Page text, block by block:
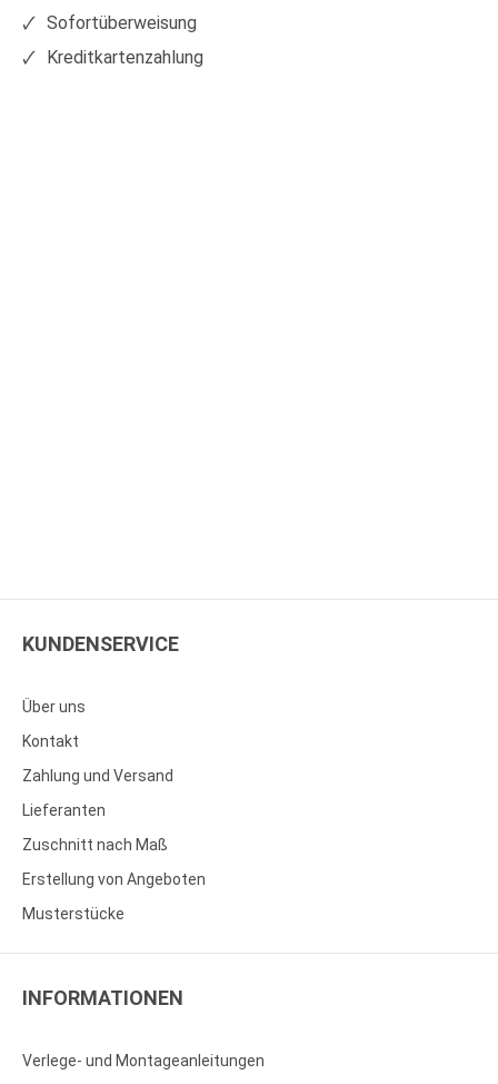
Sofortüberweisung
Kreditkartenzahlung
KUNDENSERVICE
Über uns
Kontakt
Zahlung und Versand
Lieferanten
Zuschnitt nach Maß
Erstellung von Angeboten
Musterstücke
INFORMATIONEN
Verlege- und Montageanleitungen